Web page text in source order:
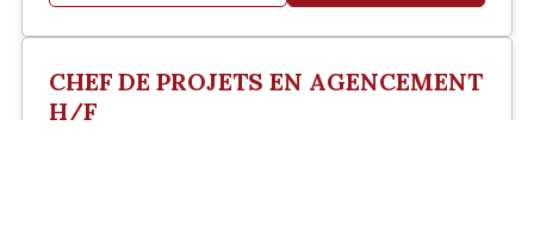
CHEF DE PROJETS EN AGENCEMENT
H/F